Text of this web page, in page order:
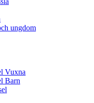
ungdom
Vuxna
Barn